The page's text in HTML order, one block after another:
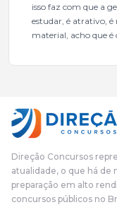
isso faz com que a
estudar, é atrativo,
material, acho que é
mais excelentes
fundamental na
pudesse enxergar o
das aulas
o aluno, além de ter
fazendo um
complicado, é uma
terem feito isso é
Direção Concursos
atualidade, o que há de
preparação em alto
concursos públicos no